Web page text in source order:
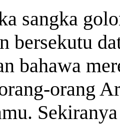
sangka
bersekutu
bahawa
orang